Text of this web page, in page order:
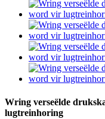
Wring verseëlde
lugtreinhoring